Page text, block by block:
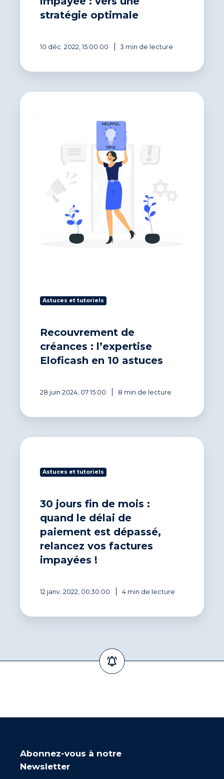
stratégie optimale
10 déc. 2022, 15:00:00 3 min de lecture
Recouvrement
Astuces et tutoriels
Recouvrement de
créances : l’expertise
Eloficash en 10 astuces
28 juin 2024, 07:15:00 8 min de lecture
30
quand
paiement
impayées
Astuces et tutoriels
30 jours fin de mois :
quand le délai de
paiement est dépassé,
relancez vos factures
impayées !
12 janv. 2022, 00:30:00 4 min de lecture
Abonnez-vous à notre
Newsletter